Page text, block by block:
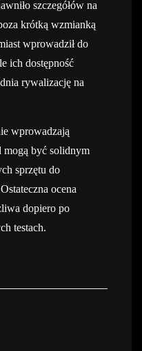
szczegółów na
krótką wzmianką
wprowadził do
ich dostępność
rywalizację na
wprowadzają
mogą być solidnym
sprzętu do
ocena
dopiero po
testach.